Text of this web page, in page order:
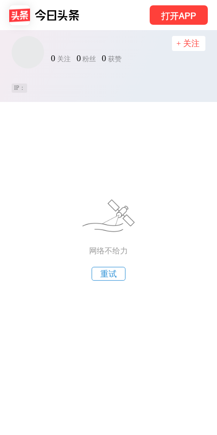
打开APP
0 关注 0 粉丝 0 获赞
+ 关注
IP：
网络不给力
重试